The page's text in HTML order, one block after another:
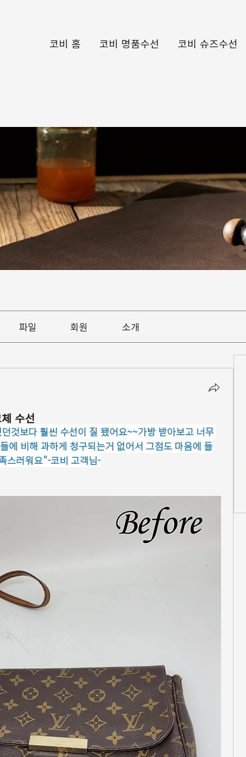
코비 홈 코비 명품수선 코비 슈즈수선
파일 회원 소개
수선
것보다 훨씬 수선이 질 됐어요~~가방 받아보고 너무
에 비해 과하게 청구되는거 없어서 그점도 마음에 들
스러워요"-코비 고객님-